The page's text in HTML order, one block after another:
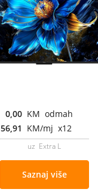
0,00 KM odmah
56,91 KM/mj x12
uz Extra L
Saznaj više